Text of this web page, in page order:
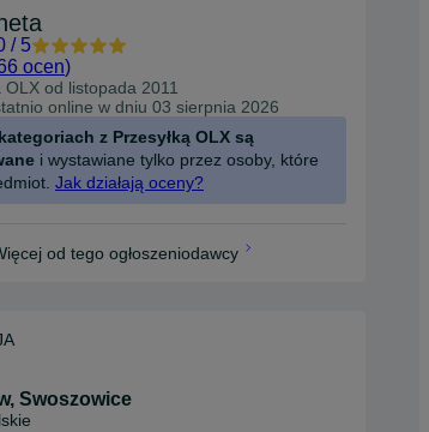
/ 5
ocen)
OLX od listopada 2011
online w dniu 03 sierpnia 2026
z Przesyłką OLX są
i wystawiane tylko przez osoby, które
Jak działają oceny?
od tego ogłoszeniodawcy
, Swoszowice